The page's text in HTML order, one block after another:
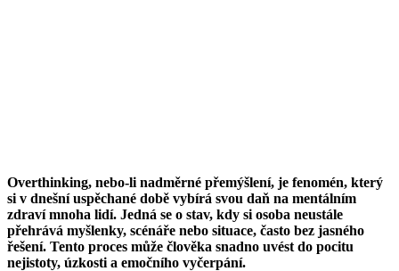
Overthinking, nebo-li nadměrné přemýšlení, je fenomén, který
si v dnešní uspěchané době vybírá svou daň na mentálním
zdraví mnoha lidí. Jedná se o stav, kdy si osoba neustále
přehrává myšlenky, scénáře nebo situace, často bez jasného
řešení. Tento proces může člověka snadno uvést do pocitu
nejistoty, úzkosti a emočního vyčerpání.